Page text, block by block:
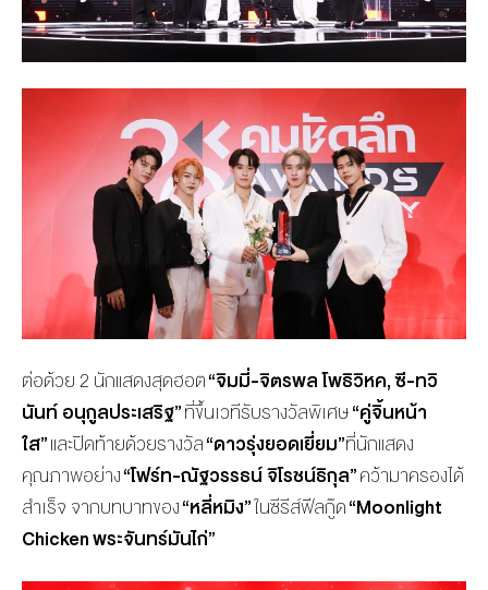
ต่อด้วย 2 นักแสดงสุดฮอต“จิมมี่-จิตรพล โพธิวิหค, ซี-ทวิ
นันท์ อนุกูลประเสริฐ”ที่ขึ้นเวทีรับรางวัลพิเศษ“คู่จิ้นหน้า
ใส”และปิดท้ายด้วยรางวัล“ดาวรุ่งยอดเยี่ยม”ที่นักแสดง
คุณภาพอย่าง“โฟร์ท-ณัฐวรรธน์ จิโรชน์ธิกุล”คว้ามาครองได้
สำเร็จ จากบทบาทของ“หลี่หมิง”ในซีรีส์ฟีลกู๊ด“Moonlight
Chicken พระจันทร์มันไก่”